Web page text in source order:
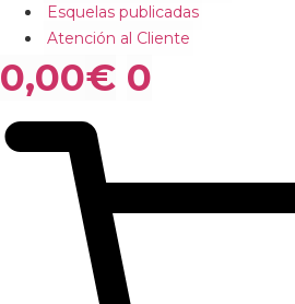
Esquelas publicadas
Atención al Cliente
0,00€ 0